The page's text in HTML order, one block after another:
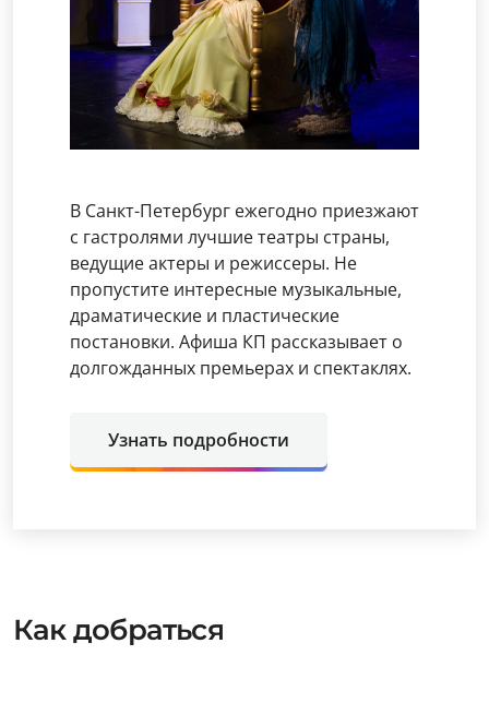
В Санкт-Петербург ежегодно приезжают
с гастролями лучшие театры страны,
ведущие актеры и режиссеры. Не
пропустите интересные музыкальные,
драматические и пластические
постановки. Афиша КП рассказывает о
долгожданных премьерах и спектаклях.
Узнать подробности
Как добраться